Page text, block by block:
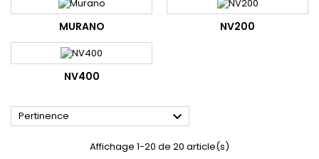
MURANO NV200
NV400
Pertinence 
Affichage 1-20 de 20 article(s)